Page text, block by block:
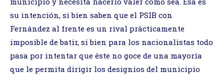
su intención, si bien saben que el PSIB con
Fernández al frente es un rival prácticamente
imposible de batir, si bien para los nacionalistas todo
pasa por intentar que éste no goce de una mayoría
que le permita dirigir los designios del municipio